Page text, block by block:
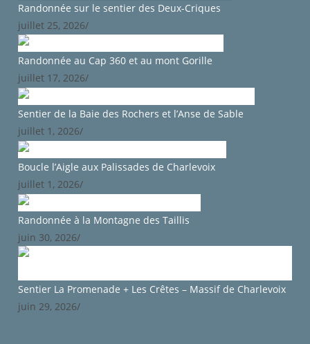
Randonnée sur le sentier des Deux-Criques
juillet 25, 2026/
Randonnée au Cap 360 et au mont Gorille
juillet 17, 2026/
Sentier de la Baie des Rochers et l’Anse de Sable
juillet 1, 2026/
Boucle l’Aigle aux Palissades de Charlevoix
juillet 1, 2026/
Randonnée à la Montagne des Taillis
juin 30, 2026/
Sentier La Promenade + Les Crêtes – Massif de Charlevoix
juin 29, 2026/